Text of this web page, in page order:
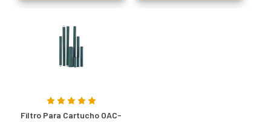
Filtro Para Cartucho OAC-